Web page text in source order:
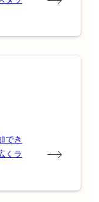
でき
くラ